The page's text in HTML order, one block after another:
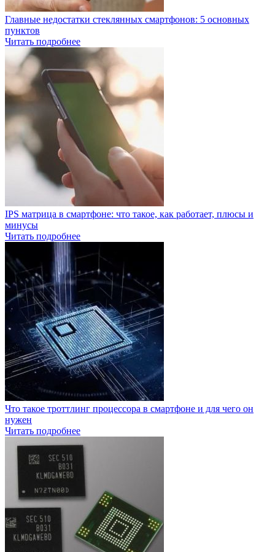
Главные недостатки стеклянных смартфонов: 5 основных
пунктов
Читать подробнее
IPS матрица в смартфоне: что такое, как работает, плюсы и
минусы
Читать подробнее
Что такое троттлинг процессора в смартфоне и для чего он
нужен
Читать подробнее